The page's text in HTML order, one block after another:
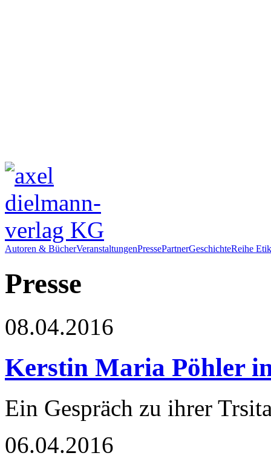
Autoren & BücherVeranstaltungenPressePartnerGeschichteReihe
Presse
08.04.2016
Kerstin Maria Pöhler
Ein Gespräch zu ihrer
06.04.2016